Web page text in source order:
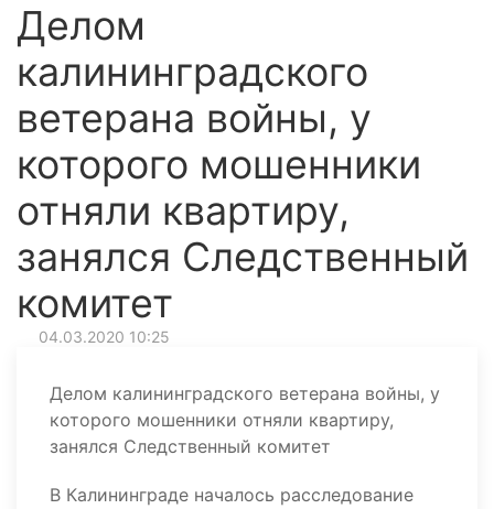
Делом
калининградского
ветерана войны, у
которого мошенники
отняли квартиру,
занялся Следственный
комитет
04.03.2020 10:25
Делом калининградского ветерана войны, у
которого мошенники отняли квартиру,
занялся Следственный комитет
В Калининграде началось расследование